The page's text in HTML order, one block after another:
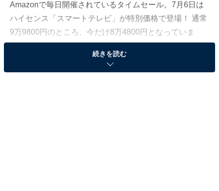
Amazonで毎日開催されているタイムセール。7月6日は
ハイセンス「スマートテレビ」が特別価格で登場！ 通常
9万9800円のところ、今だけ8万4800円となっていま
そのほかにも注目の商品がラインナップされているの
続きを読む